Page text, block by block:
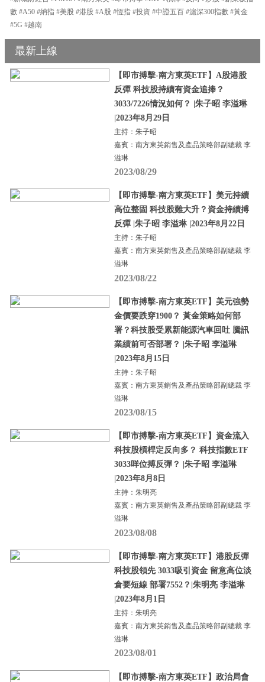
數 #A50 #納指 #美股 #港股 #A股 #恆指 #投資 #中證五百 #滬深300指數 #黃金
#5G #越南
最新上線
【即市搏擊-南方東英ETF】A股港股
反彈 科技股持續有資金追捧？
3033/7226情況如何？ |朱子昭 李溢琳
|2023年8月29日
主持：朱子昭
嘉賓：南方東英銷售及產品策略部副總裁 李
溢琳
2023/08/29
【即市搏擊-南方東英ETF】美元持續
高位整固 科技股難大升？資金持續搏
反彈 |朱子昭 李溢琳 |2023年8月22日
主持：朱子昭
嘉賓：南方東英銷售及產品策略部副總裁 李
溢琳
2023/08/22
【即市搏擊-南方東英ETF】美元強勢
金價要跌穿1900？ 黃金策略如何部
署？科技股受累新能源汽車回吐 騰訊
業績前可否部署？ |朱子昭 李溢琳
|2023年8月15日
主持：朱子昭
嘉賓：南方東英銷售及產品策略部副總裁 李
溢琳
2023/08/15
【即市搏擊-南方東英ETF】資金流入
科技股槓桿定反向多？ 科技指數ETF
3033咩位搏反彈？ |朱子昭 李溢琳
|2023年8月8日
主持：朱明亮
嘉賓：南方東英銷售及產品策略部副總裁 李
溢琳
2023/08/08
【即市搏擊-南方東英ETF】港股反彈
科技股領先 3033吸引資金 留意高位淡
倉要短線 部署7552？|朱明亮 李溢琳
|2023年8月1日
主持：朱明亮
嘉賓：南方東英銷售及產品策略部副總裁 李
溢琳
2023/08/01
【即市搏擊-南方東英ETF】政治局會